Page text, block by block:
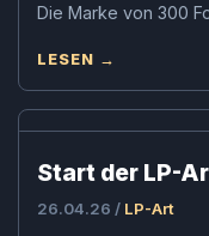
Die Marke von 300
LESEN →
Start der LP-
26.04.26 / LP-Art